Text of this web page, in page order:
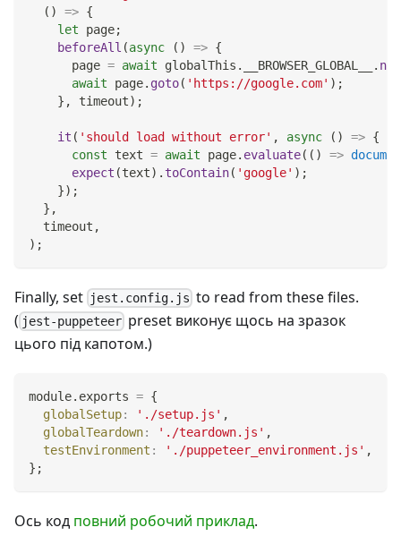
( ) => {
let page;
beforeAll (async ( ) => {
      page
= await globalThis . __BROWSER_GLOBAL__ .
await page. goto( 'https://google.com' ) ;
} , timeout) ;
it ( 'should load without error' , async ( ) => {
const text = await page. evaluate( ( ) =>
expect (text) . toContain( 'google' ) ;
}) ;
} ,
  timeout
,
) ;
Finally, set jest.config.js to read from these files.
( jest-puppeteer preset виконує щось на зразок
цього під капотом.)
module. exports = {
globalSetup: './setup.js' ,
globalTeardown: './teardown.js' ,
testEnvironment : './puppeteer_environment.js' ,
} ;
Ось код повний робочий приклад.